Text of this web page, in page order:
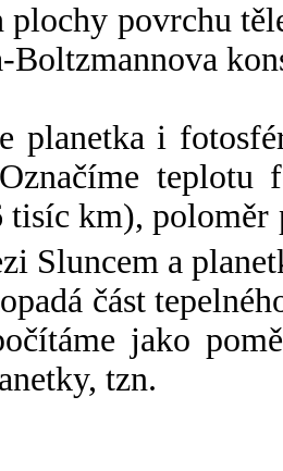
plochy povrchu
planetka i
tisíc km),
Sluncem a
část
jako
tzn.